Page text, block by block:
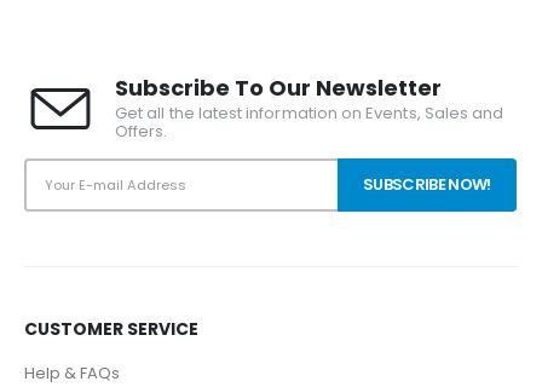
Subscribe To Our Newsletter
Get all the latest information on Events, Sales and
Offers.
CUSTOMER SERVICE
Help & FAQs